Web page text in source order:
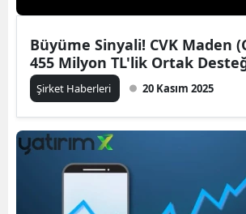
Büyüme Sinyali! CVK Maden
455 Milyon TL'lik Ortak
Şirket Haberleri 20 Kasım 2025